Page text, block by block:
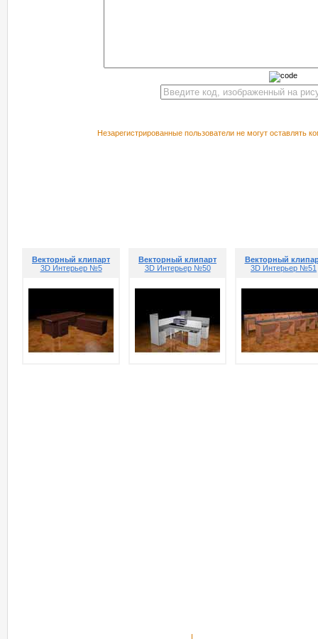
Незарегистрированные пользователи не могут оставлять
Векторный клипарт
3D Интерьер №5
Векторный клипарт
3D Интерьер №50
Векторный
3D Интерьер №51